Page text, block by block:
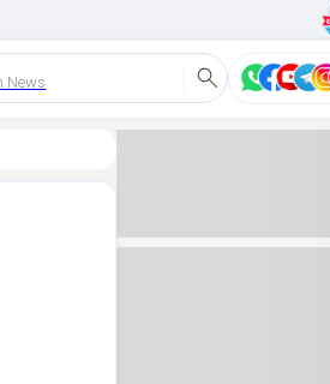
News